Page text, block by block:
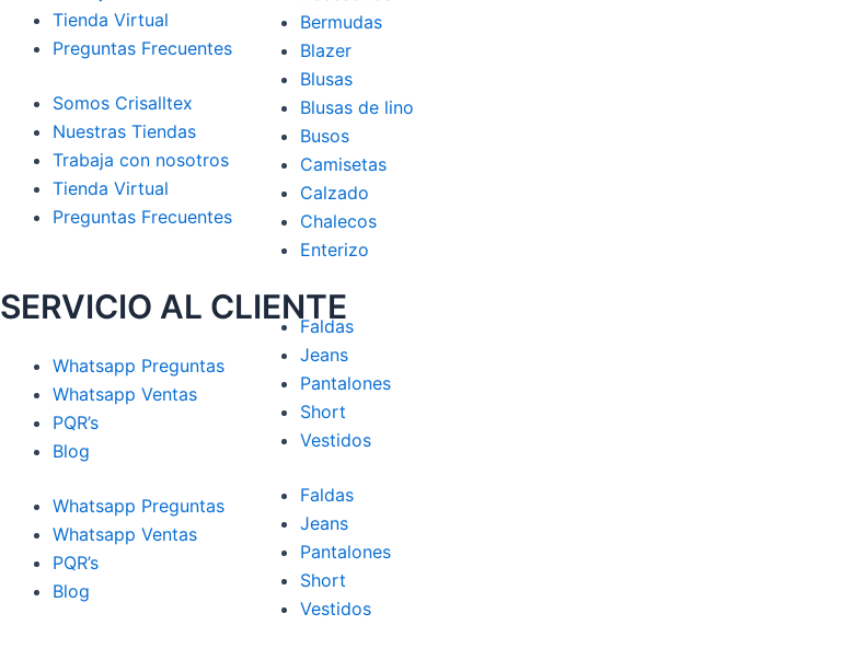
Bermudas
Blazer
Blusas
Blusas de lino
Busos
Camisetas
Calzado
Chalecos
Enterizo
Faldas
Jeans
Pantalones
Short
Vestidos
Faldas
Jeans
Pantalones
Short
Vestidos
Tienda Virtual
Preguntas Frecuentes
Somos Crisalltex
Nuestras Tiendas
Trabaja con nosotros
Tienda Virtual
Preguntas Frecuentes
SERVICIO AL CLIENTE
Whatsapp Preguntas
Whatsapp Ventas
PQR’s
Blog
Whatsapp Preguntas
Whatsapp Ventas
PQR’s
Blog